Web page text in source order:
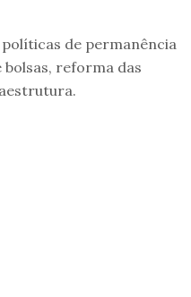
de permanência
reforma das